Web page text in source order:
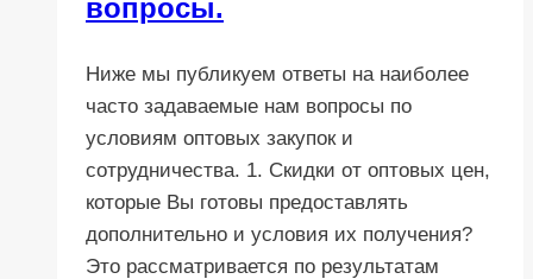
вопросы.
Ниже мы публикуем ответы на наиболее
часто задаваемые нам вопросы по
условиям оптовых закупок и
сотрудничества. 1. Скидки от оптовых цен,
которые Вы готовы предоставлять
дополнительно и условия их получения?
Это рассматривается по результатам